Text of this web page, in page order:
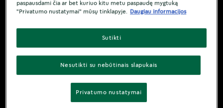
paspausdami čia ar bet kuriuo kitu metu paspaudę mygtuką
"Privatumo nustatymai" mūsų tinklapyje.
Daugiau informacijos
Nesutikti su nebūtinais slapukais
Sutikti
Privatumo nustatymai